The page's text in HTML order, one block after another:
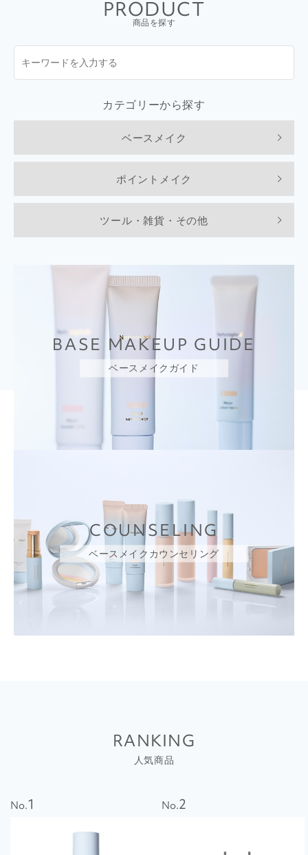
PRODUCT
商品を探す
カテゴリーから探す
ベースメイク
ポイントメイク
ツール・雑貨・その他
BASE MAKEUP GUIDE
ベースメイクガイド
COUNSELING
ベースメイクカウンセリング
RANKING
人気商品
No.1 No.2